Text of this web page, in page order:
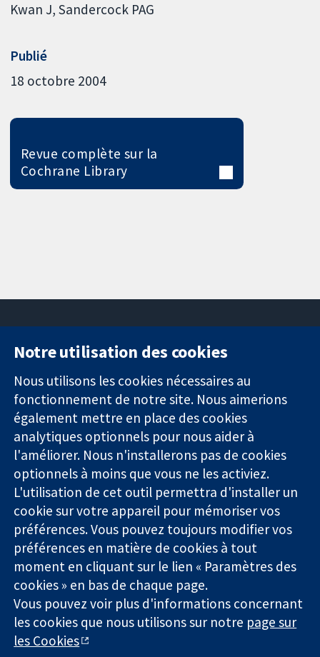
Kwan J Sandercock PAG
Publié
18 octobre 2004
Revue complète sur la
Cochrane Library
Des données
probantes.
Des décisions
éclairées.
Une meilleure
santé.
11-13 Cavendish
Square
Londres
W1G0AN
Royaume-Uni
nous
Actualités
Service de
presse
Qui sommes-
nous
Offres
d'emploi
Library
La Collaboration Cochrane est une association caritative (n°
1045921) et une société à responsabilité limitée par garantie (n°
03044323) enregistrée en Angleterre et au Pays de Galles. Numéro
de TVA : GB 718 2127 49.
Copyright © 2026 The Cochrane Collaboration
Notre utilisation des cookies
Nous utilisons les cookies nécessaires au
fonctionnement de notre site. Nous aimerions
également mettre en place des cookies
analytiques optionnels pour nous aider à
l'améliorer. Nous n'installerons pas de cookies
optionnels à moins que vous ne les activiez.
L'utilisation de cet outil permettra d'installer un
cookie sur votre appareil pour mémoriser vos
préférences. Vous pouvez toujours modifier vos
préférences en matière de cookies à tout
moment en cliquant sur le lien « Paramètres des
cookies » en bas de chaque page.
Vous pouvez voir plus d'informations concernant
les cookies que nous utilisons sur notre page sur
les Cookies